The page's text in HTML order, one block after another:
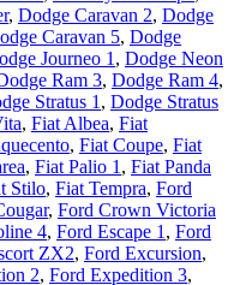
, Dodge Caravan 2, Dodge
Caravan 5, Dodge
Journeo 1 , Dodge Neon
Ram 3, Dodge Ram 4,
Stratus 1 , Dodge Stratus
, Fiat Albea, Fiat
, Fiat Coupe, Fiat
, Fiat Palio 1 , Fiat Panda
Stilo, Fiat Tempra, Ford
, Ford Crown Victoria
4, Ford Escape 1 , Ford
ZX2, Ford Excursion,
2, Ford Expedition 3,